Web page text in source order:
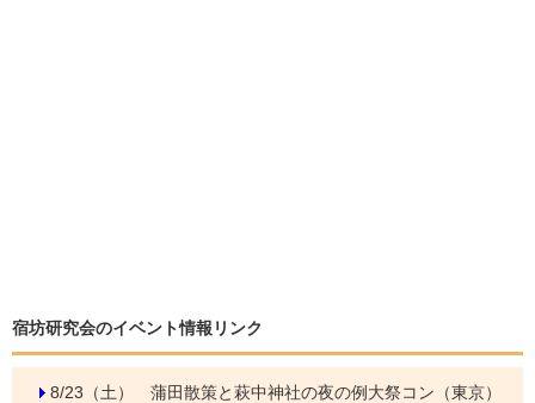
宿坊研究会のイベント情報リンク
8/23（土） 蒲田散策と萩中神社の夜の例大祭コン（東京）